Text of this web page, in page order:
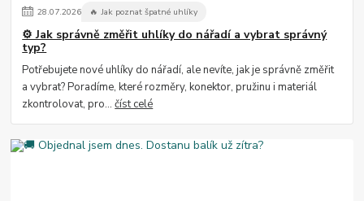
28.07.2026 🔥 Jak poznat špatné uhlíky
⚙️ Jak správně změřit uhlíky do nářadí a vybrat správný
typ?
Potřebujete nové uhlíky do nářadí, ale nevíte, jak je správně změřit
a vybrat? Poradíme, které rozměry, konektor, pružinu i materiál
zkontrolovat, pro...číst celé